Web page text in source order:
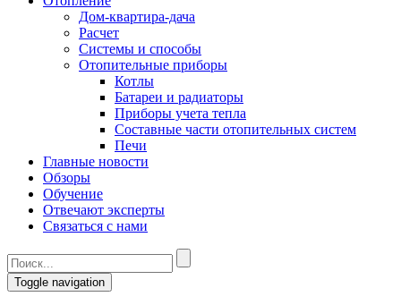
Дом-квартира-дача
Расчет
Системы и способы
Отопительные приборы
Котлы
Батареи и радиаторы
Приборы учета тепла
Составные части отопительных систем
Печи
Главные новости
Обзоры
Обучение
Отвечают эксперты
Связаться с нами
Toggle navigation